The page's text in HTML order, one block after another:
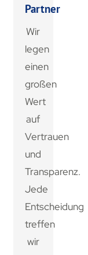
Partner
Wir
legen
einen
großen
Wert
auf
Vertrauen
und
Transparenz.
Jede
Entscheidung
treffen
wir